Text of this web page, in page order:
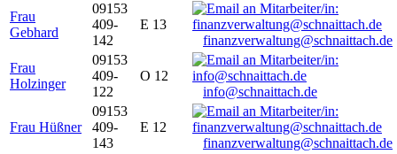
Frau
Gebhard
09153
409-
142
E 13
finanzverwaltung@schnaittach.de
Frau
Holzinger
09153
409-
122
O 12
info@schnaittach.de
Frau Hüßner
09153
409-
143
E 12
finanzverwaltung@schnaittach.de